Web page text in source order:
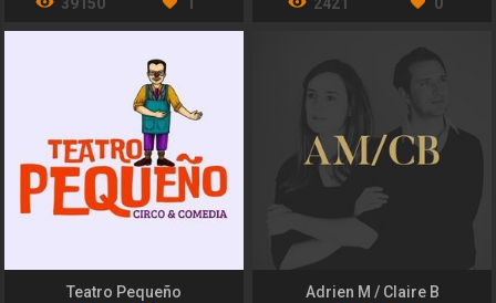
39150 1 2421 0
Teatro Pequeño Adrien M / Claire B